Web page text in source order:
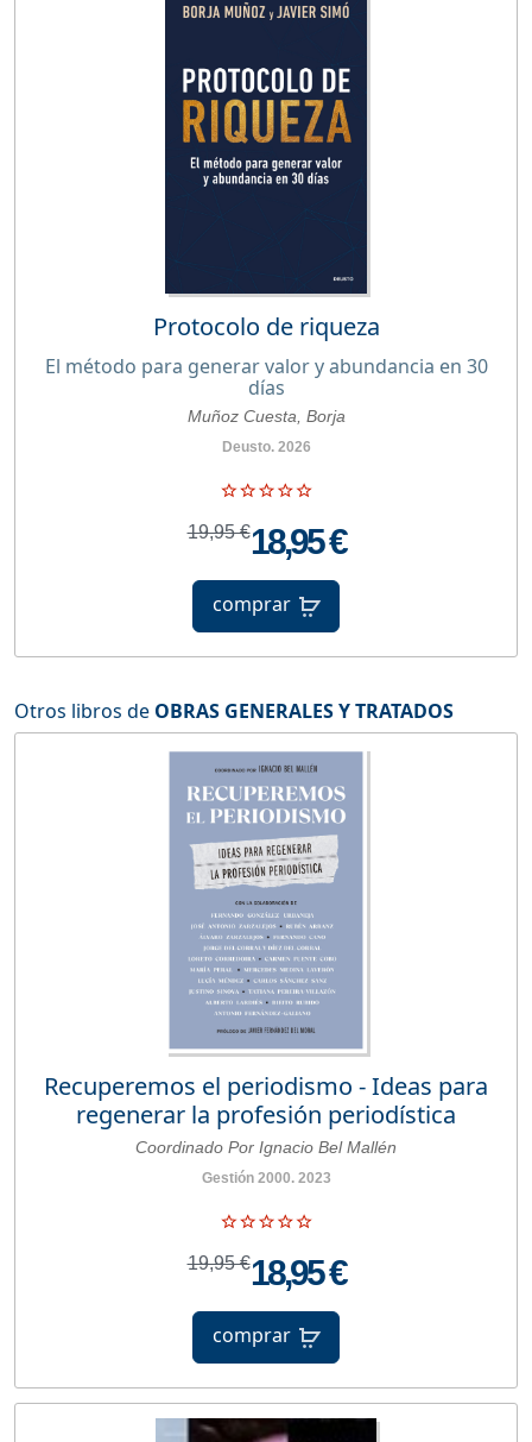
Protocolo de riqueza
El método para generar valor y abundancia en 30
días
Muñoz Cuesta, Borja
Deusto. 2026
19,95 €18,95 €
comprar
Otros libros de OBRAS GENERALES Y TRATADOS
Recuperemos el periodismo - Ideas para
regenerar la profesión periodística
Coordinado Por Ignacio Bel Mallén
Gestión 2000. 2023
19,95 €18,95 €
comprar